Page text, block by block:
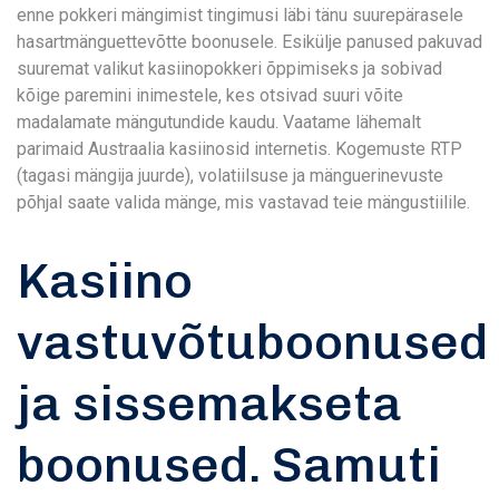
enne pokkeri mängimist tingimusi läbi tänu suurepärasele
hasartmänguettevõtte boonusele. Esikülje panused pakuvad
suuremat valikut kasiinopokkeri õppimiseks ja sobivad
kõige paremini inimestele, kes otsivad suuri võite
madalamate mängutundide kaudu. Vaatame lähemalt
parimaid Austraalia kasiinosid internetis. Kogemuste RTP
(tagasi mängija juurde), volatiilsuse ja mänguerinevuste
põhjal saate valida mänge, mis vastavad teie mängustiilile.
Kasiino
vastuvõtuboonused
ja sissemakseta
boonused. Samuti